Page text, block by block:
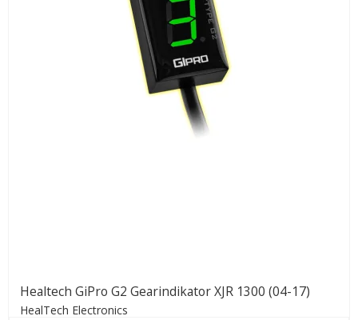
Healtech GiPro G2 Gearindikator XJR 1300 (04-17)
HealTech Electronics